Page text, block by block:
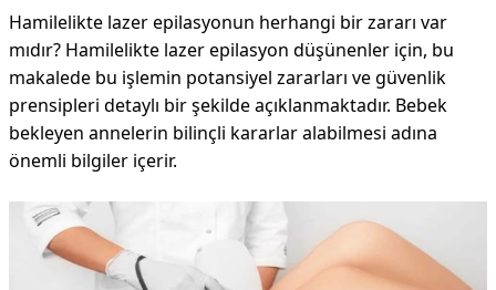
Hamilelikte lazer epilasyonun herhangi bir zararı var
mıdır? Hamilelikte lazer epilasyon düşünenler için, bu
makalede bu işlemin potansiyel zararları ve güvenlik
prensipleri detaylı bir şekilde açıklanmaktadır. Bebek
bekleyen annelerin bilinçli kararlar alabilmesi adına
önemli bilgiler içerir.